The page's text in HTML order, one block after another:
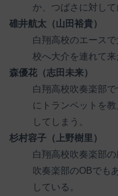
か、つばさに対して
碓井航太（山田裕貴）
白翔高校のエース
校へ大介を連れて来
森優花（志田未来）
白翔高校吹奏楽部
にトランペットを
してしまう。
杉村容子（上野樹里）
白翔高校吹奏楽部
吹奏楽部のOBでも
している。